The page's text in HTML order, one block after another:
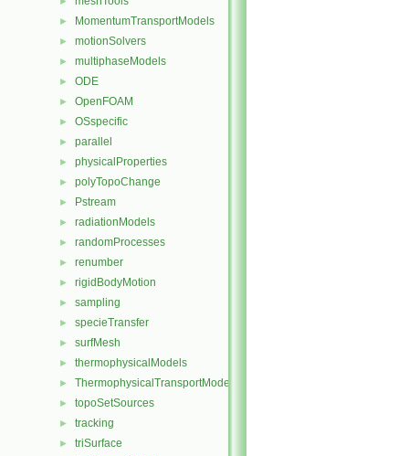
► MomentumTransportModels
► motionSolvers
► multiphaseModels
► ODE
► OpenFOAM
► OSspecific
► parallel
► physicalProperties
► polyTopoChange
► Pstream
► radiationModels
► randomProcesses
► renumber
► rigidBodyMotion
► sampling
► specieTransfer
► surfMesh
► thermophysicalModels
► ThermophysicalTransportModels
► topoSetSources
► tracking
► triSurface